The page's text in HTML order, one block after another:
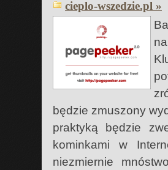
cieplo-wszedzie.pl »
będzie zmuszony
praktyką będzie
kominkami w
niezmiernie